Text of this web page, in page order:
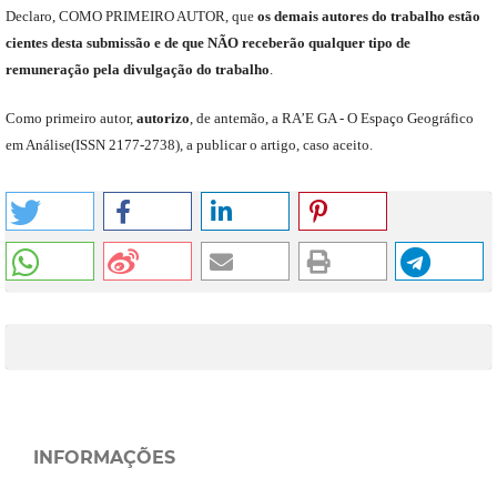
Declaro, COMO PRIMEIRO AUTOR,que os demais autores do trabalho estão
cientes desta submissão e de que NÃOreceberão qualquer tipo de
remuneração pela divulgação do trabalho.
Como primeiro autor, autorizo, de antemão, a RA’E GA - O Espaço Geográfico
em Análise(ISSN 2177-2738), a publicar o artigo, caso aceito.
INFORMAÇÕES